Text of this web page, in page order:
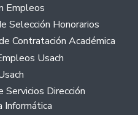
Empleos
Selección Honorarios
Contratación Académica
Usach
Servicios Dirección
Informática